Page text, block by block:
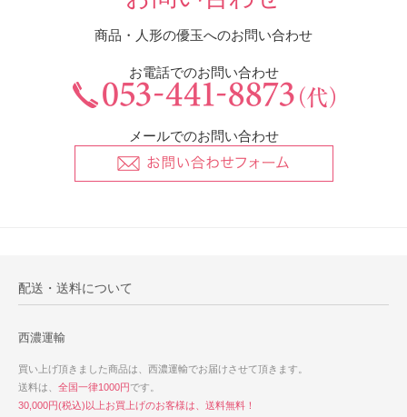
商品・人形の優玉へのお問い合わせ
お電話でのお問い合わせ
メールでのお問い合わせ
配送・送料について
西濃運輸
買い上げ頂きました商品は、西濃運輸でお届けさせて頂きます。
送料は、 全国一律1000円 です。
30,000円(税込)以上お買上げのお客様は、送料無料！